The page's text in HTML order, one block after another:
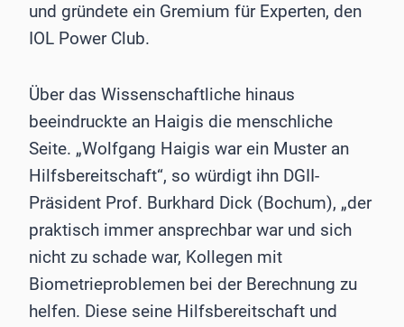
und gründete ein Gremium für Experten, den
IOL Power Club.
Über das Wissenschaftliche hinaus
beeindruckte an Haigis die menschliche
Seite. „Wolfgang Haigis war ein Muster an
Hilfsbereitschaft“, so würdigt ihn DGII-
Präsident Prof. Burkhard Dick (Bochum), „der
praktisch immer ansprechbar war und sich
nicht zu schade war, Kollegen mit
Biometrieproblemen bei der Berechnung zu
helfen. Diese seine Hilfsbereitschaft und